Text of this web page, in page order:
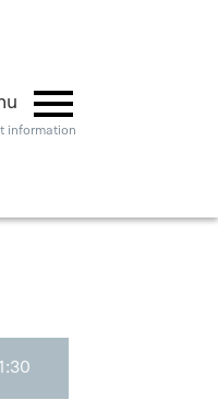
menu
information